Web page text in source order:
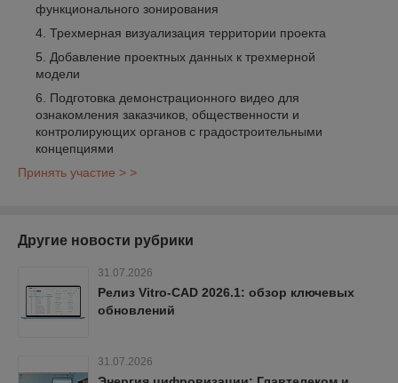
функционального зонирования
Трехмерная визуализация территории проекта
Добавление проектных данных к трехмерной
модели
Подготовка демонстрационного видео для
ознакомления заказчиков, общественности и
контролирующих органов с градостроительными
концепциями
Принять участие > >
Другие новости рубрики
31.07.2026
Релиз Vitro-CAD 2026.1: обзор ключевых
обновлений
31.07.2026